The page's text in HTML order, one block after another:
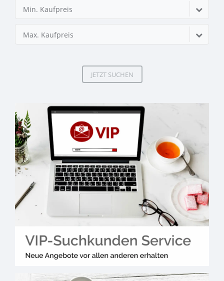
Min. Kaufpreis
Max. Kaufpreis
JETZT SUCHEN